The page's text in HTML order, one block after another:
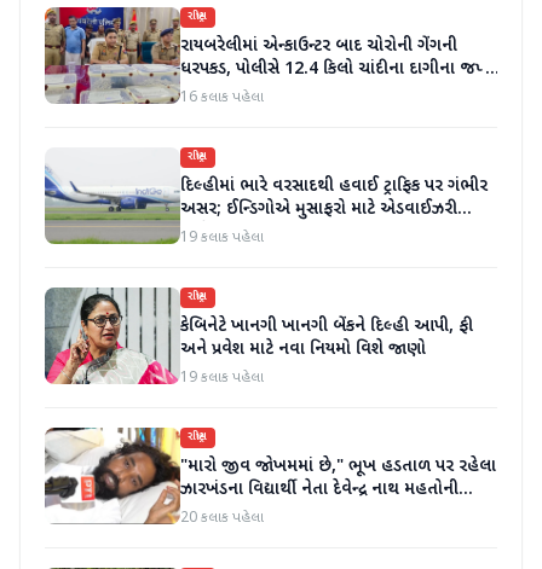
રાષ્ટ્રીય
રાયબરેલીમાં એન્કાઉન્ટર બાદ ચોરોની ગેંગની
ધરપકડ, પોલીસે 12.4 કિલો ચાંદીના દાગીના જપ્ત
કર્યા
16 કલાક પહેલા
રાષ્ટ્રીય
દિલ્હીમાં ભારે વરસાદથી હવાઈ ટ્રાફિક પર ગંભીર
અસર; ઈન્ડિગોએ મુસાફરો માટે એડવાઈઝરી
જાહેર કરી
19 કલાક પહેલા
રાષ્ટ્રીય
કેબિનેટે ખાનગી ખાનગી બેંકને દિલ્હી આપી, ફી
અને પ્રવેશ માટે નવા નિયમો વિશે જાણો
19 કલાક પહેલા
રાષ્ટ્રીય
"મારો જીવ જોખમમાં છે," ભૂખ હડતાળ પર રહેલા
ઝારખંડના વિદ્યાર્થી નેતા દેવેન્દ્ર નાથ મહતોની
તબિયત ખરાબ
20 કલાક પહેલા